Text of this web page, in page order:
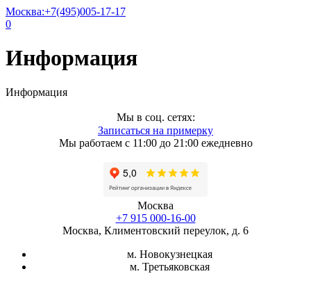
Москва:+7(495)005-17-17
0
Информация
Информация
Мы в соц. сетях:
Записаться на примерку
Мы работаем с 11:00 до 21:00 ежедневно
Москва
+7 915 000-16-00
Москва, Климентовский переулок, д. 6
м. Новокузнецкая
м. Третьяковская